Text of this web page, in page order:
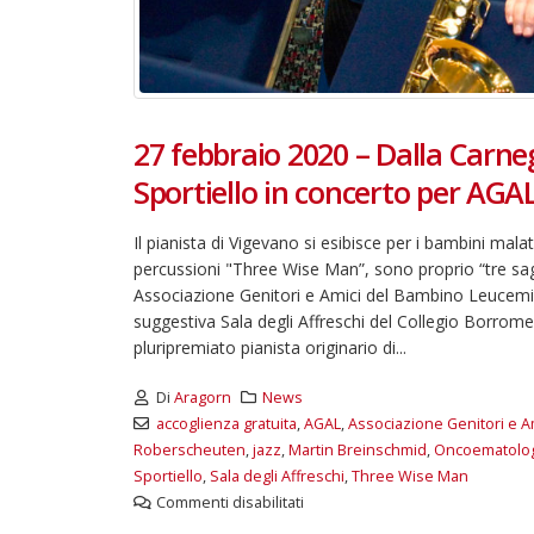
27 febbraio 2020 – Dalla
Sportiello in concerto per
Il pianista di Vigevano si esibisce per i bambini
percussioni "Three Wise Man”, sono proprio “tre
Associazione Genitori e Amici del Bambino
suggestiva Sala degli Affreschi del Collegio
pluripremiato pianista originario di...
Di Aragorn
News
accoglienza gratuita,AGAL,Associazione Genitori e
Roberscheuten,jazz,Martin Breinschmid,
Sportiello, Sala degli Affreschi,Three Wise Man
Commenti disabilitati